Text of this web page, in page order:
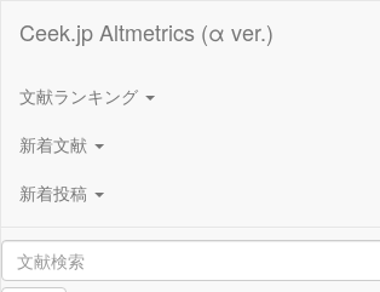
Ceek.jp Altmetrics (α ver.)
文献ランキング
新着文献
新着投稿